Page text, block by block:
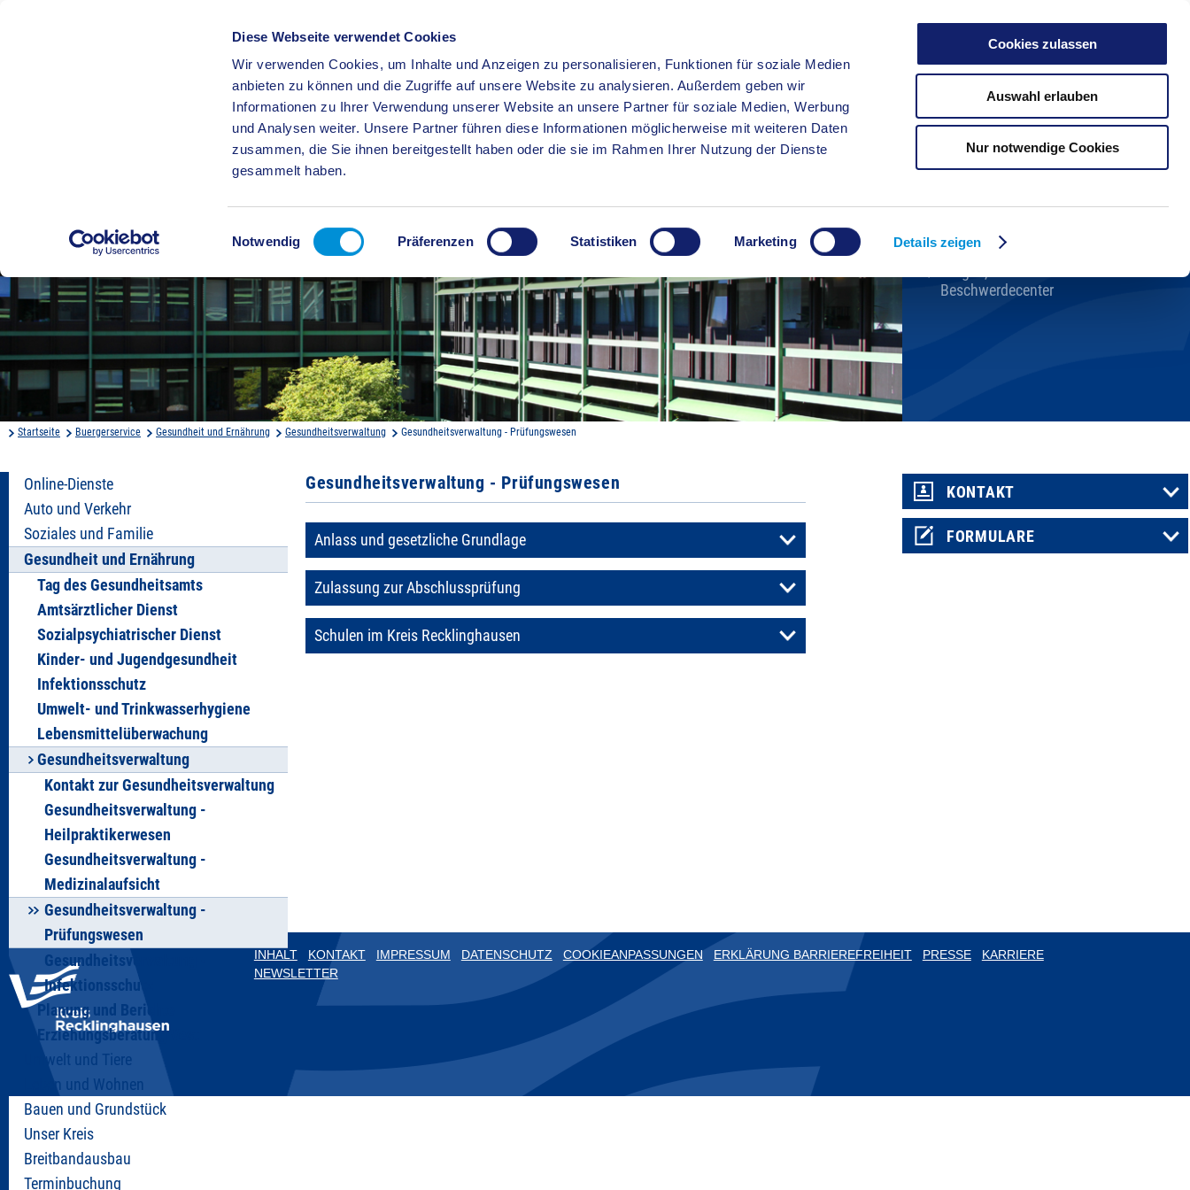
Diese Webseite verwendet Cookies
Wir verwenden Cookies, um Inhalte und Anzeigen zu personalisieren, Funktionen für soziale Medien
anbieten zu können und die Zugriffe auf unsere Website zu analysieren. Außerdem geben wir
Informationen zu Ihrer Verwendung unserer Website an unsere Partner für soziale Medien, Werbung
und Analysen weiter. Unsere Partner führen diese Informationen möglicherweise mit weiteren Daten
zusammen, die Sie ihnen bereitgestellt haben oder die sie im Rahmen Ihrer Nutzung der Dienste
gesammelt haben.
Einwilligungsauswahl
Notwendig Präferenzen Statistiken Marketing Details zeigen
Cookies zulassen
Auswahl erlauben
Nur notwendige Cookies
BÜRGERSERVICE KREISHAUS WIRTSCHAFT BILDUNG
Kreisverwaltung A-Z
Karriere beim Kreis
Beschwerdecenter
Startseite Buergerservice Gesundheit und Ernährung Gesundheitsverwaltung Gesundheitsverwaltung - Prüfungswesen
Online-Dienste
Auto und Verkehr
Soziales und Familie
Gesundheit und Ernährung
Tag des Gesundheitsamts
Amtsärztlicher Dienst
Sozialpsychiatrischer Dienst
Kinder- und Jugendgesundheit
Infektionsschutz
Umwelt- und Trinkwasserhygiene
Lebensmittelüberwachung
Gesundheitsverwaltung
Kontakt zur Gesundheitsverwaltung
Gesundheitsverwaltung -
Heilpraktikerwesen
Gesundheitsverwaltung -
Medizinalaufsicht
Gesundheitsverwaltung -
Prüfungswesen
Gesundheitsverwaltung -
Infektionsschutz
Planung und Berichte
Erziehungsberatung Vest
Umwelt und Tiere
Leben und Wohnen
Bauen und Grundstück
Unser Kreis
Breitbandausbau
Terminbuchung
Gesundheitsverwaltung - Prüfungswesen
Anlass und gesetzliche Grundlage
Zulassung zur Abschlussprüfung
Schulen im Kreis Recklinghausen
KONTAKT
FORMULARE
INHALT KONTAKT IMPRESSUM DATENSCHUTZ COOKIEANPASSUNGEN ERKLÄRUNG BARRIEREFREIHEIT PRESSE
KARRIERE
NEWSLETTER